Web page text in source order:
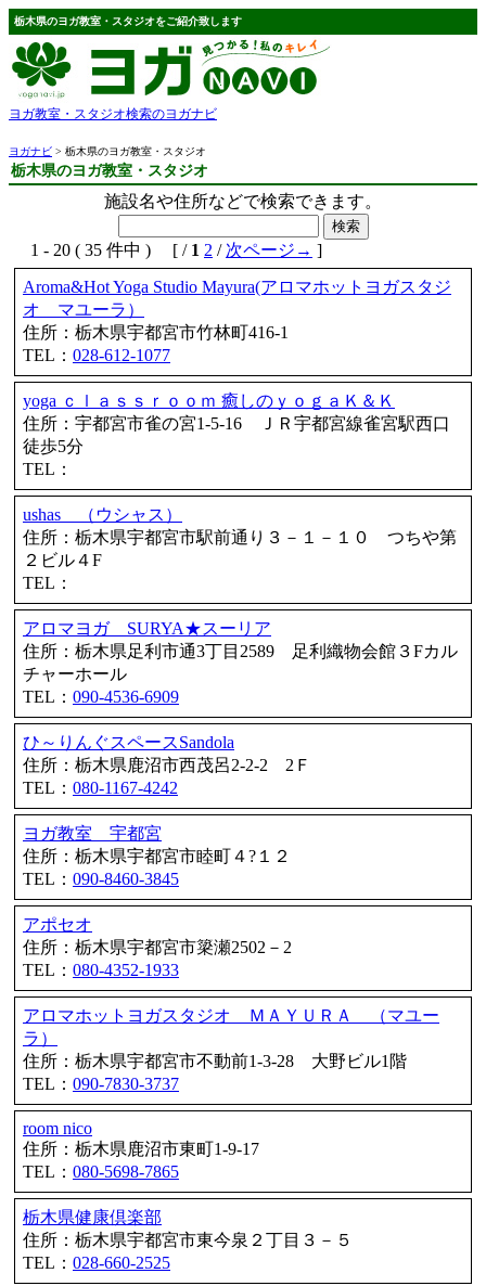
栃木県のヨガ教室・スタジオをご紹介致します
ヨガ教室・スタジオ検索のヨガナビ
ヨガナビ > 栃木県のヨガ教室・スタジオ
栃木県のヨガ教室・スタジオ
施設名や住所などで検索できます。
1 - 20 ( 35 件中 ) [ / 1 2 / 次ページ→ ]
Aroma&Hot Yoga Studio Mayura(アロマホットヨガスタジ
オ マユーラ）
住所：栃木県宇都宮市竹林町416-1
TEL： 028-612-1077
yoga ｃｌａｓｓｒｏｏｍ 癒しのｙｏｇａＫ＆Ｋ
住所：宇都宮市雀の宮1-5-16 ＪＲ宇都宮線雀宮駅西口
徒歩5分
TEL：
ushas （ウシャス）
住所：栃木県宇都宮市駅前通り３－１－１０ つちや第
２ビル４F
TEL：
アロマヨガ SURYA★スーリア
住所：栃木県足利市通3丁目2589 足利織物会館３Fカル
チャーホール
TEL： 090-4536-6909
ひ～りんぐスペースSandola
住所：栃木県鹿沼市西茂呂2-2-2 2Ｆ
TEL： 080-1167-4242
ヨガ教室 宇都宮
住所：栃木県宇都宮市睦町４?１２
TEL： 090-8460-3845
アポセオ
住所：栃木県宇都宮市簗瀬2502－2
TEL： 080-4352-1933
アロマホットヨガスタジオ ＭＡＹＵＲＡ （マユー
ラ）
住所：栃木県宇都宮市不動前1-3-28 大野ビル1階
TEL： 090-7830-3737
room nico
住所：栃木県鹿沼市東町1-9-17
TEL： 080-5698-7865
栃木県健康倶楽部
住所：栃木県宇都宮市東今泉２丁目３－５
TEL： 028-660-2525